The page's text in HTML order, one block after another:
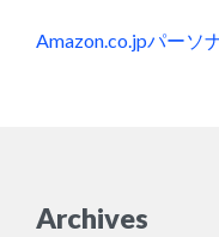
Amazon.co.jpパーソ
Archives